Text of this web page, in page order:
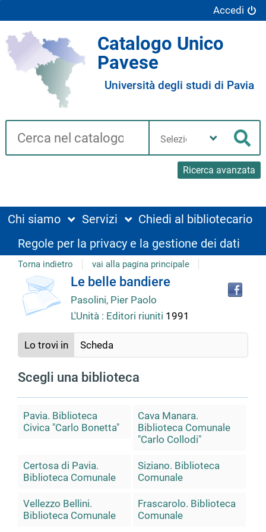
Accedi
Catalogo Unico
Pavese
Università degli studi di Pavia
Cerca su "Catalogo"
Ricerca avanzata
biblioteca
Chi siamo Servizi
Chiedi al bibliotecario
Regole per la privacy e la gestione dei dati
Torna indietro vai alla pagina principale
Dettaglio
del
documento
copertina Le belle bandiere
Pasolini, Pier Paolo
L'Unità : Editori riuniti 1991
Lo trovi in Scheda
Scegli una biblioteca
Pavia. Biblioteca
Civica "Carlo Bonetta"
Cava Manara.
Biblioteca Comunale
"Carlo Collodi"
Certosa di Pavia.
Biblioteca Comunale
Siziano. Biblioteca
Comunale
Vellezzo Bellini.
Biblioteca Comunale
Frascarolo. Biblioteca
Comunale